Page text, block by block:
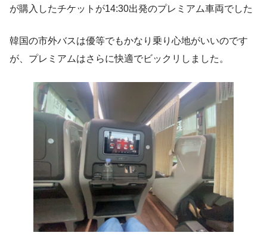
が購入したチケットが14:30出発のプレミアム車両でした
韓国の市外バスは優等でもかなり乗り心地がいいのです
が、プレミアムはさらに快適でビックリしました。